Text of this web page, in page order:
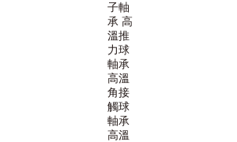
子軸
承 高
溫推
力球
軸承
高溫
角接
觸球
軸承
高溫